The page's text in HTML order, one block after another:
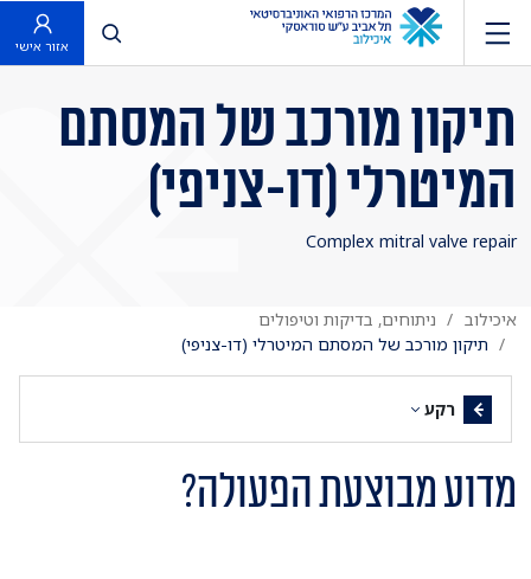
פתח חיפוש
אזור אישי
תיקון מורכב של המסתם
המיטרלי (דו-צניפי)
Complex mitral valve repair
איכילוב
ניתוחים, בדיקות וטיפולים
תיקון מורכב של המסתם המיטרלי (דו-צניפי)
רקע
מדוע מבוצעת הפעולה?